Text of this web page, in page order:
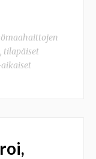
, tilapäiset